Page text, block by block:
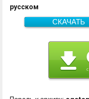
русском
СКАЧАТЬ
227.4 Мб
Скачать